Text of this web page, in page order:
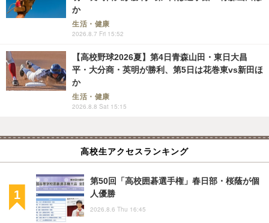
か
生活・健康
2026.8.7 Fri 15:52
【高校野球2026夏】第4日青森山田・東日大昌
平・大分商・英明が勝利、第5日は花巻東vs新田ほ
か
生活・健康
2026.8.8 Sat 15:15
高校生アクセスランキング
第50回「高校囲碁選手権」春日部・桜蔭が個
人優勝
2026.8.6 Thu 16:45